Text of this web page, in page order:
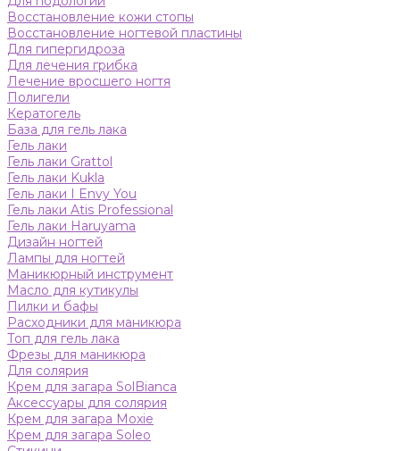
Восстановление кожи стопы
Восстановление ногтевой пластины
Для гипергидроза
Для лечения грибка
Лечение вросшего ногтя
Полигели
Кератогель
База для гель лака
Гель лаки
Гель лаки Grattol
Гель лаки Kukla
Гель лаки I Envy You
Гель лаки Atis Professional
Гель лаки Haruyama
Дизайн ногтей
Лампы для ногтей
Маникюрный инструмент
Масло для кутикулы
Пилки и бафы
Расходники для маникюра
Топ для гель лака
Фрезы для маникюра
Для солярия
Крем для загара SolBianca
Аксессуары для солярия
Крем для загара Moxie
Крем для загара Soleo